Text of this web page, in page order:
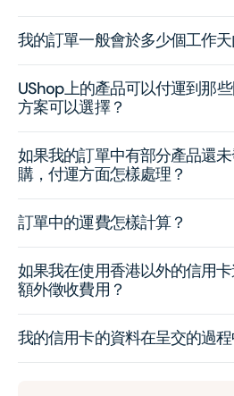
我的訂單一般會於多少個工作
UShop上的產品可以付運到那
方案可以選擇？
如果我的訂單中有部分產品還
購，付運方面怎樣處理？
訂單中的運費怎樣計算？
如果我在使用香港以外的信用
額外徵收費用？
我的信用卡的資料在呈交的過